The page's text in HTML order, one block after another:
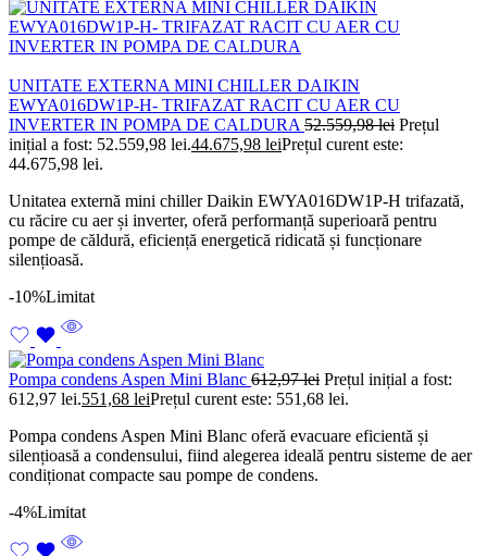
UNITATE EXTERNA MINI CHILLER DAIKIN
EWYA016DW1P-H- TRIFAZAT RACIT CU AER CU
INVERTER IN POMPA DE CALDURA 52.559,98lei Prețul
inițial a fost: 52.559,98 lei.44.675,98 leiPrețul curent este:
44.675,98 lei.
Unitatea externă mini chiller Daikin EWYA016DW1P-H trifazată,
cu răcire cu aer și inverter, oferă performanță superioară pentru
pompe de căldură, eficiență energetică ridicată și funcționare
silențioasă.
-10%Limitat
Pompa condens Aspen Mini Blanc 612,97lei Prețul inițial a fost:
612,97 lei.551,68 leiPrețul curent este: 551,68 lei.
Pompa condens Aspen Mini Blanc oferă evacuare eficientă și
silențioasă a condensului, fiind alegerea ideală pentru sisteme de aer
condiționat compacte sau pompe de condens.
-4%Limitat